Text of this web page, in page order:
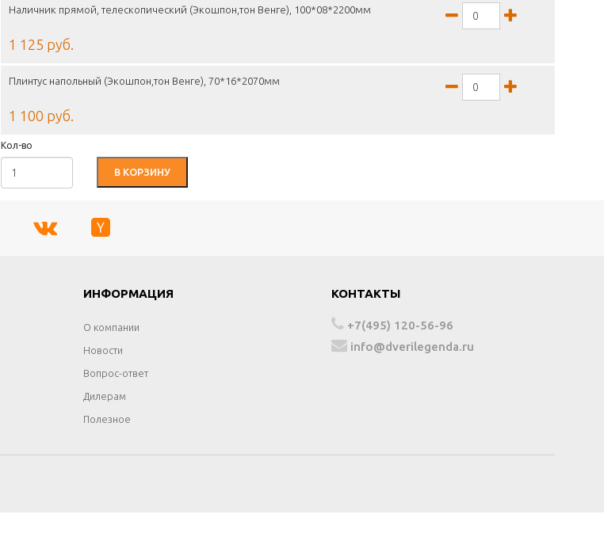
Наличник прямой, телескопический (Экошпон,тон Венге), 100*08*2200мм
1 125 руб.
Плинтус напольный (Экошпон,тон Венге), 70*16*2070мм
1 100 руб.
Кол-во
В КОРЗИНУ
ИНФОРМАЦИЯ
О компании
Новости
Вопрос-ответ
Дилерам
Полезное
КОНТАКТЫ
+7(495) 120-56-96
info@dverilegenda.ru